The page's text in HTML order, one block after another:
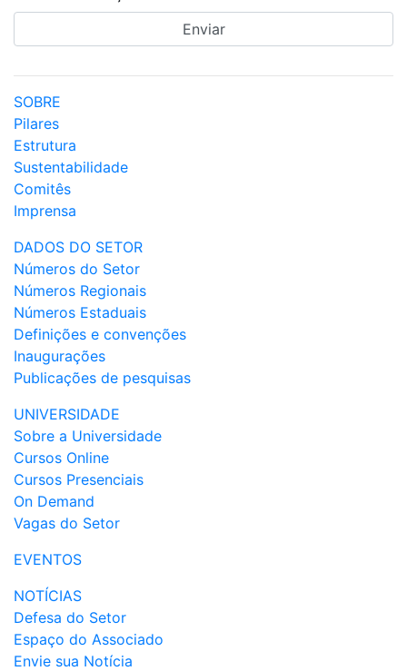
SOBRE
Pilares
Estrutura
Sustentabilidade
Comitês
Imprensa
DADOS DO SETOR
Números do Setor
Números Regionais
Números Estaduais
Definições e convenções
Inaugurações
Publicações de pesquisas
UNIVERSIDADE
Sobre a Universidade
Cursos Online
Cursos Presenciais
On Demand
Vagas do Setor
EVENTOS
NOTÍCIAS
Defesa do Setor
Espaço do Associado
Envie sua Notícia